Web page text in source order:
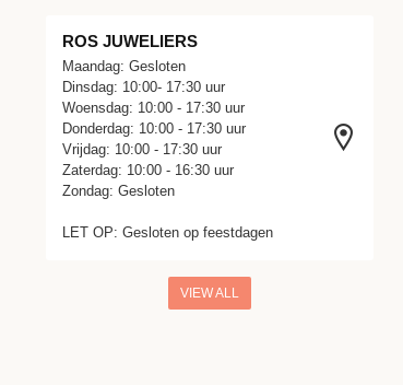
ROS JUWELIERS
Maandag: Gesloten
Dinsdag: 10:00- 17:30 uur
Woensdag: 10:00 - 17:30 uur
Donderdag: 10:00 - 17:30 uur
Vrijdag: 10:00 - 17:30 uur
Zaterdag: 10:00 - 16:30 uur
Zondag: Gesloten
LET OP: Gesloten op feestdagen
VIEW ALL